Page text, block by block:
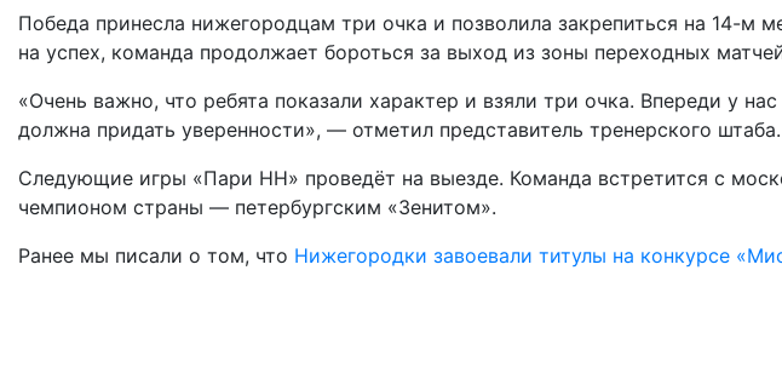
Победа принесла нижегородцам три очка и позволила закрепиться на 14-м
на успех, команда продолжает бороться за выход из зоны переходных
«Очень важно, что ребята показали характер и взяли три очка. Впереди у
должна придать уверенности», — отметил представитель тренерского штаба.
Следующие игры «Пари НН» проведёт на выезде. Команда встретится с
чемпионом страны — петербургским «Зенитом».
Ранее мы писали о том, что Нижегородки завоевали титулы на конкурсе